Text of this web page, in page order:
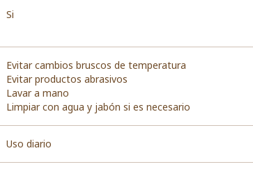
Si
Evitar cambios bruscos de temperatura
Evitar productos abrasivos
Lavar a mano
Limpiar con agua y jabón si es necesario
Uso diario